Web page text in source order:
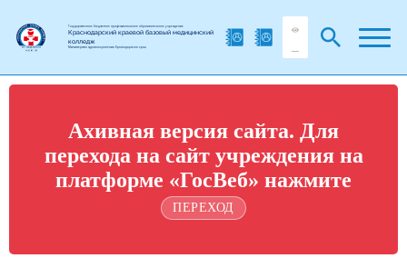
Государственное бюджетное профессиональное образовательное учреждение
Краснодарский краевой базовый медицинский
колледж
Министерства здравоохранения Краснодарского края
Ахивная версия сайта. Для
перехода на сайт учреждения на
платформе «ГосВеб» нажмите
ПЕРЕХОД